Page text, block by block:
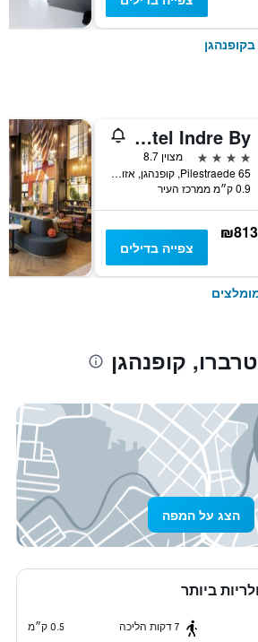
25hours Hotel Indre By
4 כוכבים
מצוין 8.7
Pilestraede 65, קופנהגן, אזור קופנהגן, דנמרק
0.9 ק״מ ממרכז העיר
₪813
צפייה בדילים
קופנהגן
הצג על המפה
ביותר
7 דקות הליכה 0.5 ק״מ